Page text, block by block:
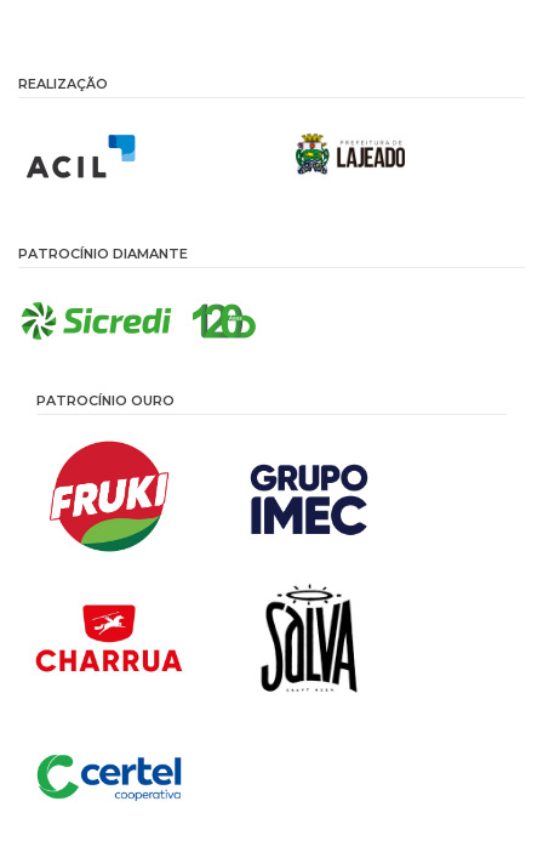
REALIZAÇÃO
PATROCÍNIO DIAMANTE
PATROCÍNIO OURO